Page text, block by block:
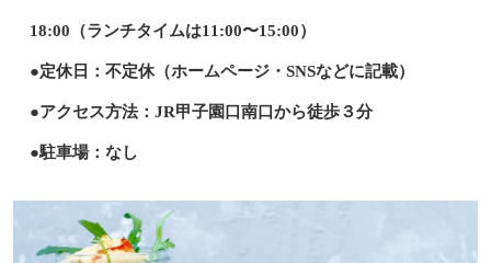
18:00（ランチタイムは11:00〜15:00）
●定休日：不定休（ホームページ・SNSなどに記載）
●アクセス方法：JR甲子園口南口から徒歩３分
●駐車場：なし